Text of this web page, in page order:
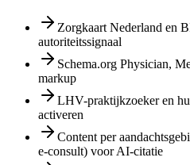
Zorgkaart Nederland en
autoriteitssignaal
Schema.org Physician,
markup
LHV-praktijkzoeker en
activeren
Content per
e-consult) voor AI-citatie